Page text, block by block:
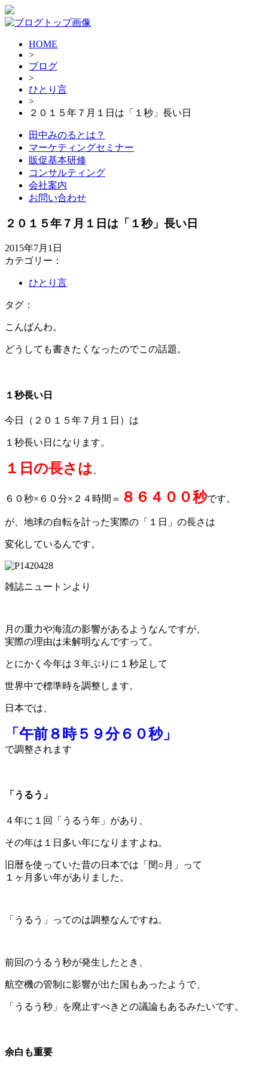
HOME
>
ブログ
>
ひとり言
>
２０１５年７月１日は「１秒」長い日
田中みのるとは？
マーケティングセミナー
販促基本研修
コンサルティング
会社案内
お問い合わせ
２０１５年７月１日は「１秒」長い日
2015年7月1日
カテゴリー：
ひとり言
タグ：
こんばんわ。
どうしても書きたくなったのでこの話題。
１秒長い日
今日（２０１５年７月１日）は
１秒長い日になります。
１日の長さは
６０秒×６０分×２４時間＝ ８６４００秒です。
が、地球の自転を計った実際の「１日」の長さは
変化しているんです。
雑誌ニュートンより
月の重力や海流の影響があるようなんですが、
実際の理由は未解明なんですって。
とにかく今年は３年ぶりに１秒足して
世界中で標準時を調整します。
日本では、
「午前８時５９分６０秒」
で調整されます
「うるう」
４年に１回「うるう年」があり、
その年は１日多い年になりますよね。
旧暦を使っていた昔の日本では「閏○月」って
１ヶ月多い年がありました。
「うるう」ってのは調整なんですね。
前回のうるう秒が発生したとき、
航空機の管制に影響が出た国もあったようで、
「うるう秒」を廃止すべきとの議論もあるみたいです。
余白も重要